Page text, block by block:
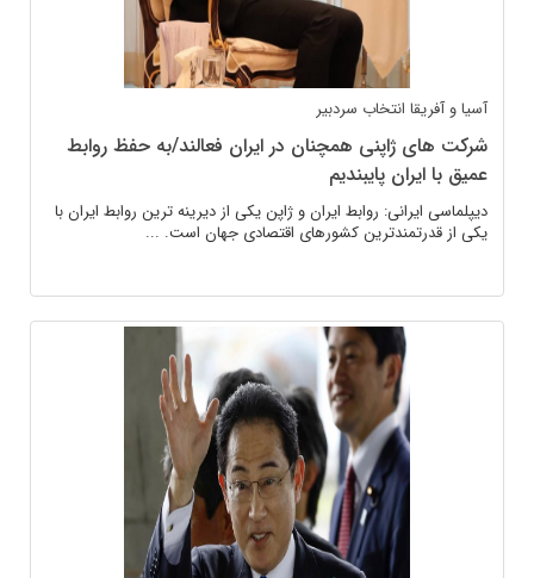
آسیا و آفریقا انتخاب سردبیر
شرکت های ژاپنی همچنان در ایران فعالند/به حفظ روابط
عمیق با ایران پایبندیم
دیپلماسی ایرانی: روابط ایران و ژاپن یکی از دیرینه ترین روابط ایران با
یکی از قدرتمندترین کشورهای اقتصادی جهان است. ...